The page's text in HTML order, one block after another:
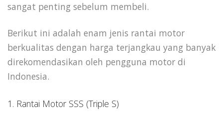
sangat penting sebelum membeli.
Berikut ini adalah enam jenis rantai motor
berkualitas dengan harga terjangkau yang banyak
direkomendasikan oleh pengguna motor di
Indonesia.
1. Rantai Motor SSS (Triple S)